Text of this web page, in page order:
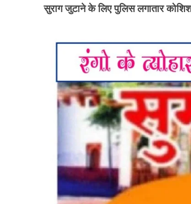
सुराग जुटाने के लिए पुलिस लगातार